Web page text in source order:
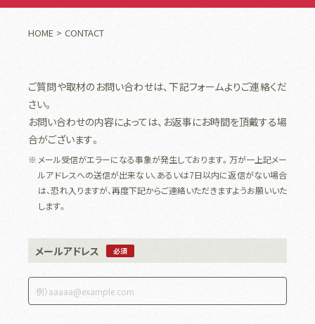
HOME CONTACT
ご質問や取材のお問い合わせは、下記フォームよりご連絡くだ
さい。
お問い合わせの内容によっては、お返事にお時間を頂戴する場
合がございます。
メール受信がエラーになる事象が発生しております。万が一上記メー
ルアドレスへの送信が出来ない、あるいは7日以内に返信がない場合
は、恐れ入りますが、再度下記からご連絡いただきますようお願いいた
します。
メールアドレス 必須